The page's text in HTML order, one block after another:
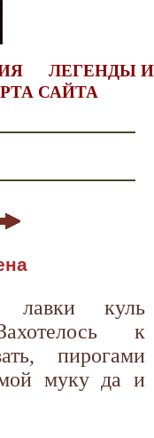
ЛЕГЕНДЫ И
САЙТА
куль
к
пирогами
муку да и